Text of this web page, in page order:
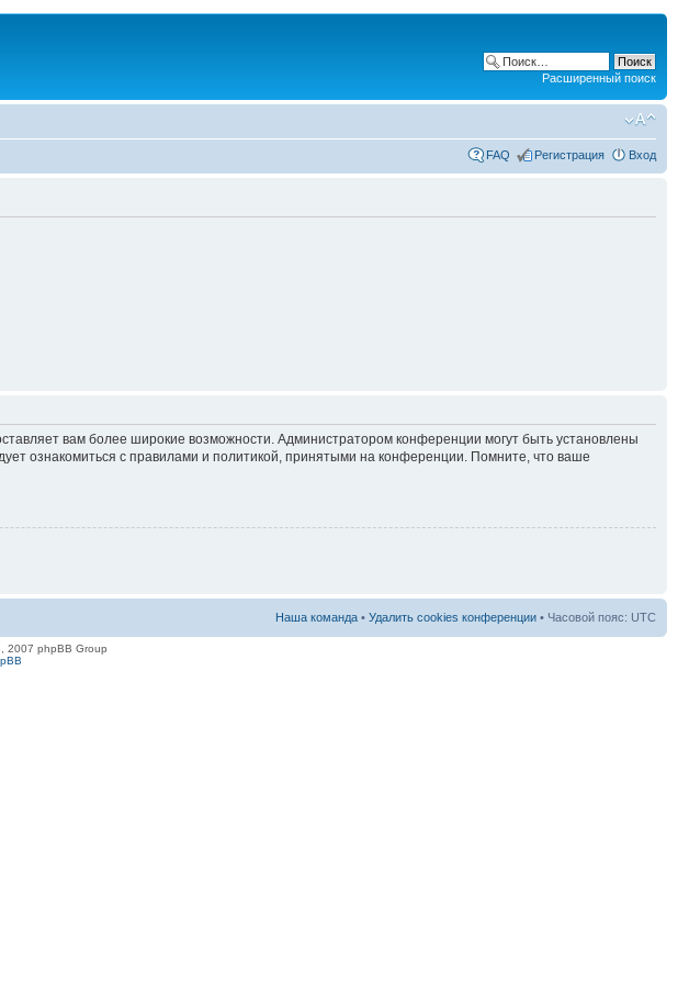
Расширенный поиск
FAQ Регистрация Вход
вам более широкие возможности. Администратором конференции могут быть установлены
ознакомиться с правилами и политикой, принятыми на конференции. Помните, что ваше
Наша команда • Удалить cookies конференции • Часовой пояс: UTC
2007 phpBB Group